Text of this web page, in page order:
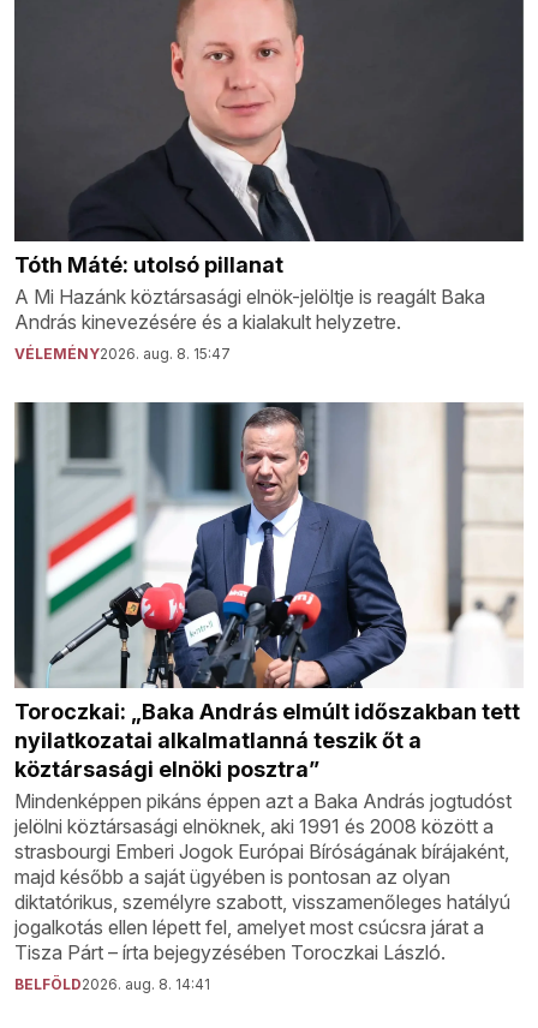
Tóth Máté: utolsó pillanat
A Mi Hazánk köztársasági elnök-jelöltje is reagált Baka
András kinevezésére és a kialakult helyzetre.
VÉLEMÉNY2026. aug. 8. 15:47
Toroczkai: „Baka András elmúlt időszakban tett
nyilatkozatai alkalmatlanná teszik őt a
köztársasági elnöki posztra”
Mindenképpen pikáns éppen azt a Baka András jogtudóst
jelölni köztársasági elnöknek, aki 1991 és 2008 között a
strasbourgi Emberi Jogok Európai Bíróságának bírájaként,
majd később a saját ügyében is pontosan az olyan
diktatórikus, személyre szabott, visszamenőleges hatályú
jogalkotás ellen lépett fel, amelyet most csúcsra járat a
Tisza Párt – írta bejegyzésében Toroczkai László.
BELFÖLD2026. aug. 8. 14:41